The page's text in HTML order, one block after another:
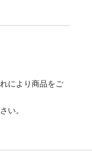
により商品をご
い。